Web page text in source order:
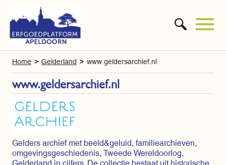
Home Gelderland www.geldersarchief.nl
www.geldersarchief.nl
Gelders archief met beeld&geluid, familiearchieven,
omgevingsgeschiedenis, Tweede Wereldoorlog,
Gelderland in cijfers. De collectie bestaat uit historische